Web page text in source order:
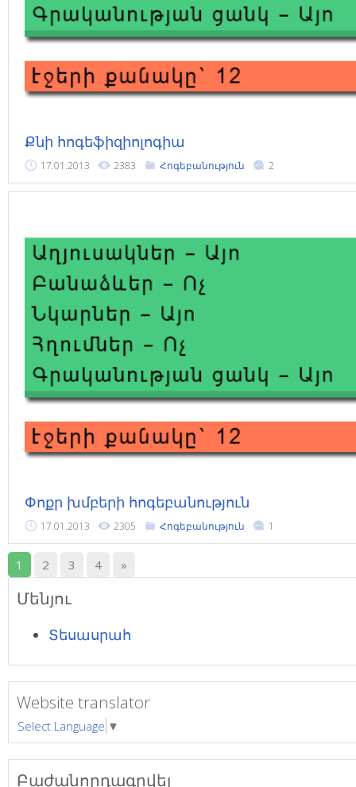
Քնի հոգեֆիզիոլոգիա
17.01.2013 2383 Հոգեբանություն 2
Փոքր խմբերի հոգեբանություն
17.01.2013 2305 Հոգեբանություն 1
1 2 3 4 »
Մենյու
Տեսասրահ
Website translator
Select Language ▼
Բաժանորդագրվել